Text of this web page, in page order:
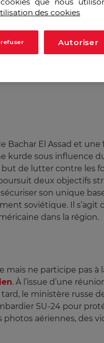
internationale et
à leurs minorités
Bachar El Assad et
kurde sous influence
de lutter contre les
deux objectifs
son unique
soviétique. Il s’agit
dans la région.
mais ne participe pas à
. À l’issue d’une
le ministère russe
SU-24 pour
aériennes, des
des cookies
Autoriser